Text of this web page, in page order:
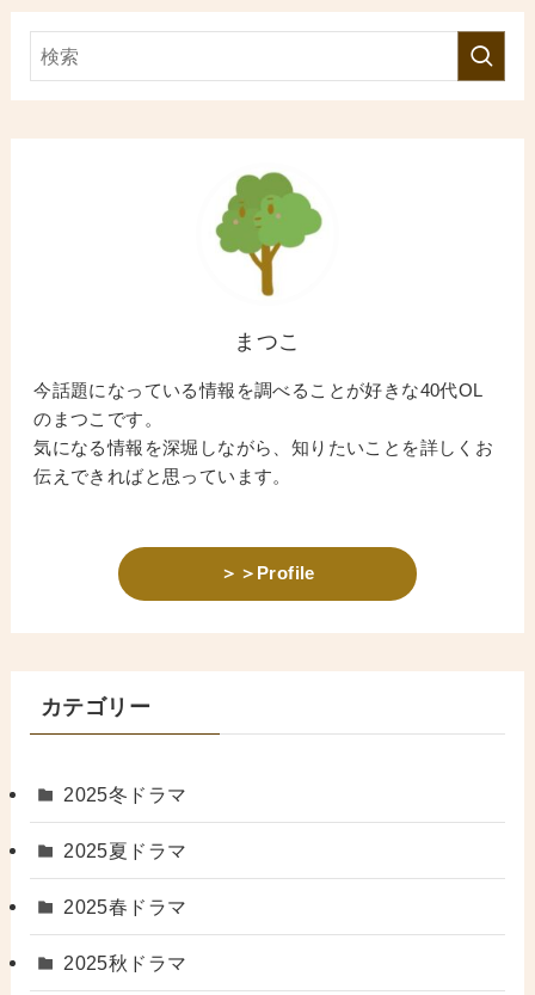
まつこ
今話題になっている情報を調べることが好きな40代OL
のまつこです。
気になる情報を深堀しながら、知りたいことを詳しくお
伝えできればと思っています。
＞＞Profile
カテゴリー
2025冬ドラマ
2025夏ドラマ
2025春ドラマ
2025秋ドラマ